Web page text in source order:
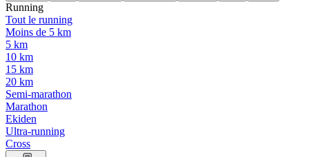
Running
Tout le running
Moins de 5 km
5 km
10 km
15 km
20 km
Semi-marathon
Marathon
Ekiden
Ultra-running
Cross